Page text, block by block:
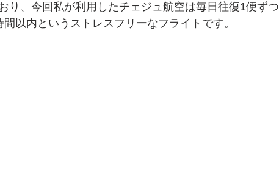
り、今回私が利用したチェジュ航空は毎日往復1便ずつ
以内というストレスフリーなフライトです。